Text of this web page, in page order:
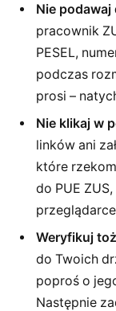
Nie
pracownik
PESEL,
podczas
prosi –
Nie klikaj w
linków ani
które
do PUE
Weryfikuj
do Twoich
poproś o
Następnie